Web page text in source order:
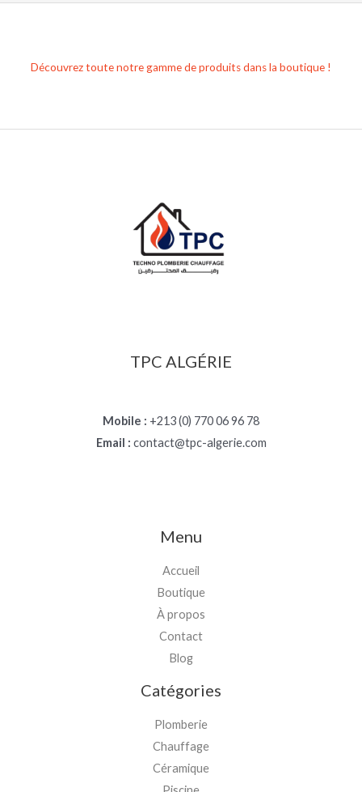
Découvrez toute notre gamme de produits dans la boutique !
TPC ALGÉRIE
Mobile : +213 (0) 770 06 96 78
Email : contact@tpc-algerie.com
Menu
Accueil
Boutique
À propos
Contact
Blog
Catégories
Plomberie
Chauffage
Céramique